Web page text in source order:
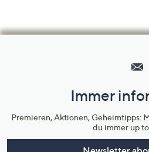
Immer
Premieren, Aktionen, Geheimtipps:
du immer up